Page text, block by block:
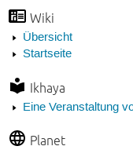
Wiki
Übersicht
Startseite
Ikhaya
Eine Veranstaltung
Planet